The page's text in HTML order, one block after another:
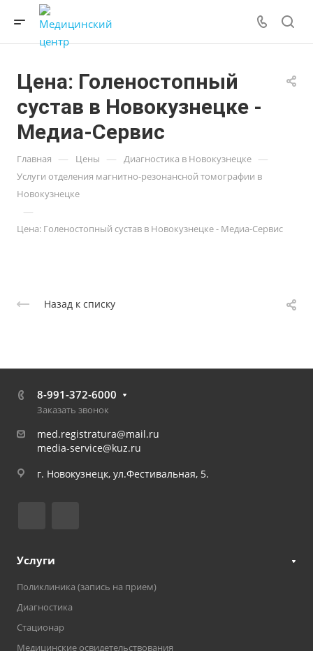
Цена: Голеностопный
сустав в Новокузнецке -
Медиа-Сервис
Главная — Цены — Диагностика в Новокузнецке —
Услуги отделения магнитно-резонансной томографии в
Новокузнецке
—
Цена: Голеностопный сустав в Новокузнецке - Медиа-Сервис
Назад к списку
8-991-372-6000
Заказать звонок
med.registratura@mail.ru
media-service@kuz.ru
г. Новокузнецк, ул.Фестивальная, 5.
Услуги
Поликлиника (запись на прием)
Диагностика
Стационар
Медицинские освидетельствования